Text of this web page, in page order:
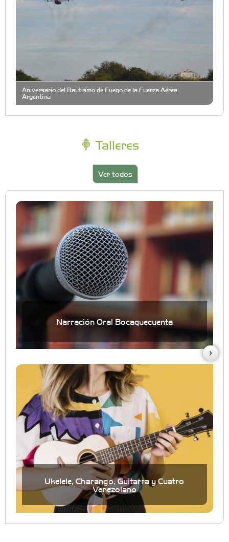
Aniversario del Bautismo de Fuego de la Fuerza Aérea
Argentina
Talleres
Ver todos
Narración Oral Bocaquecuenta
Ukelele, Charango, Guitarra y Cuatro
Venezolano